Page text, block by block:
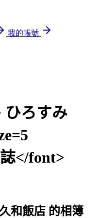
我的帳號
ひろすみ
</font>
和飯店 的相簿